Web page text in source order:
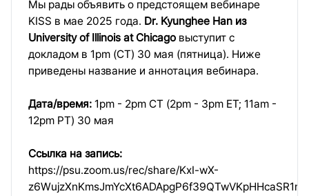
Мы рады объявить о предстоящем вебинаре
KISS в мае 2025 года. Dr. Kyunghee Han из
University of Illinois at Chicago выступит с
докладом в 1pm (CT) 30 мая (пятница). Ниже
приведены название и аннотация вебинара.
Дата/время: 1pm - 2pm CT (2pm - 3pm ET; 11am -
12pm PT) 30 мая
Ссылка на запись:
https://psu.zoom.us/rec/share/KxI-wX-
z6WujzXnKmsJmYcXt6ADApgP6f39QTwVKpHHcaSR1m-